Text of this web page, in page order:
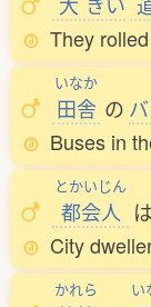
They
いなか
田舎 の
Buses in
とかいじん
都会人 は
City
かれら い